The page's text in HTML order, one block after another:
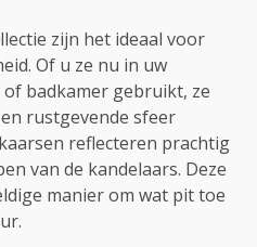
zijn het ideaal voor
Of u ze nu in uw
badkamer gebruikt, ze
rustgevende sfeer
reflecteren prachtig
van de kandelaars. Deze
manier om wat pit toe